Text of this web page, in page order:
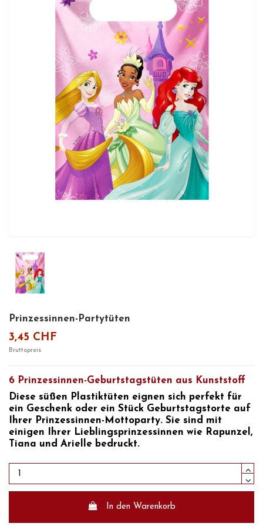
Prinzessinnen-Partytüten
3,45 CHF
Bruttopreis
6 Prinzessinnen-Geburtstagstüten aus Kunststoff
Diese süßen Plastiktüten eignen sich perfekt für
ein Geschenk oder ein Stück Geburtstagstorte auf
Ihrer Prinzessinnen-Mottoparty. Sie sind mit
einigen Ihrer Lieblingsprinzessinnen wie Rapunzel,
Tiana und Arielle bedruckt.
In den Warenkorb